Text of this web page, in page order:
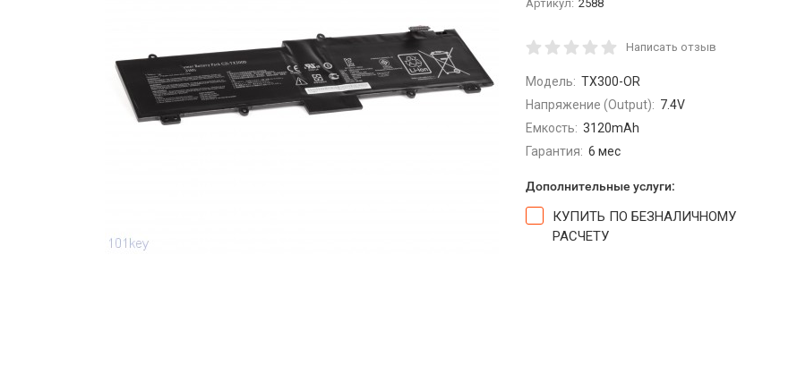
Артикул: 2588
Написать отзыв
Модель: TX300-OR
Напряжение (Output): 7.4V
Емкость: 3120mAh
Гарантия: 6 мес
Дополнительные услуги:
КУПИТЬ ПО БЕЗНАЛИЧНОМУ
РАСЧЕТУ